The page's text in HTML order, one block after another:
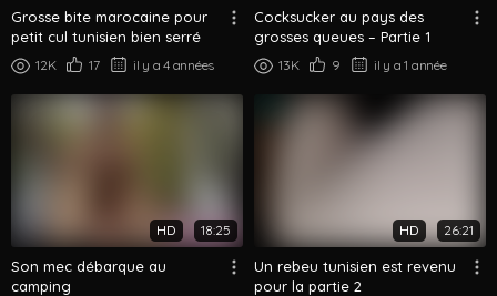
Grosse bite marocaine pour
petit cul tunisien bien serré
12K 17 il y a 4 années
Cocksucker au pays des
grosses queues – Partie 1
13K 9 il y a 1 année
HD 18:25
Son mec débarque au
camping
HD 26:21
Un rebeu tunisien est revenu
pour la partie 2